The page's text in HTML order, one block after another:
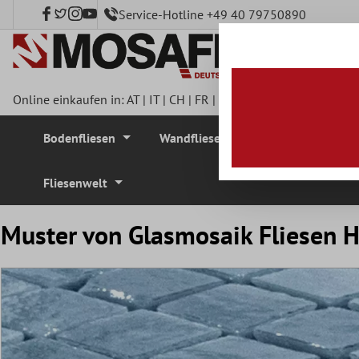
springen Service-Hotline +49 40 79750890
Online einkaufen in:AT| IT| CH | FR |
Bodenfliesen Wandfliesen
Fliesenwelt
Muster von Glasmosaik Fliesen